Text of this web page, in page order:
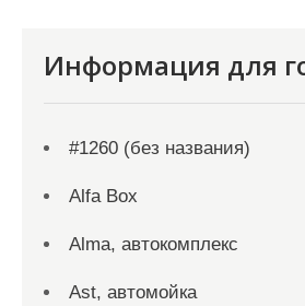
Информация для
#1260 (без названия)
Alfa Box
Alma, автокомплекс
Ast, автомойка